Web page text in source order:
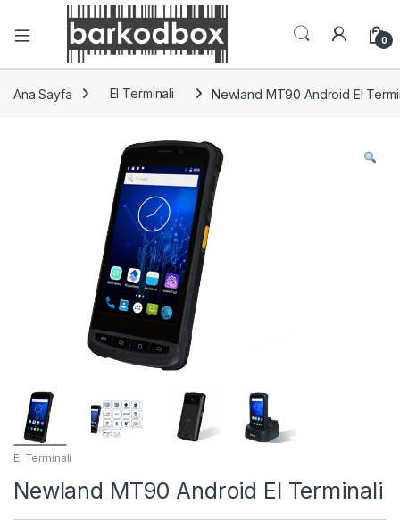
0
Ana Sayfa El Terminali Newland MT90 Android El
El Terminali
Newland MT90 Android El Terminali